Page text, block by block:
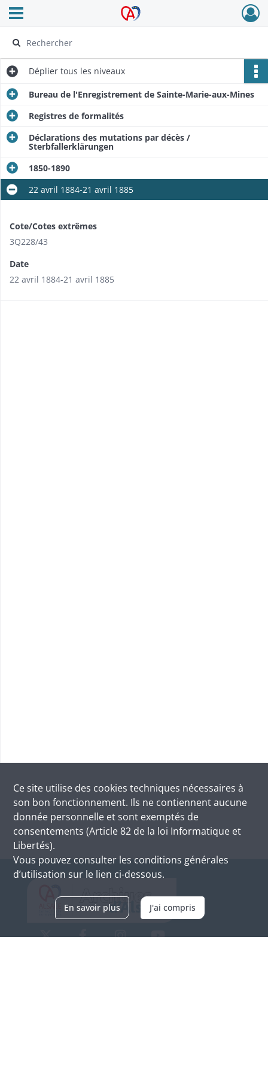
Archives Alsace - Colmar
Ouvrir le menu déroulant
Déplier tous les niveaux
Bureau de l'Enregistrement de Sainte-Marie-aux-Mines
Registres de formalités
Déclarations des mutations par décès /
Sterbfallerklärungen
1850-1890
22 avril 1884-21 avril 1885
Cote/Cotes extrêmes
3Q228/43
Date
22 avril 1884-21 avril 1885
Ce site utilise des cookies techniques nécessaires à
son bon fonctionnement. Ils ne contiennent aucune
donnée personnelle et sont exemptés de
consentements (Article 82 de la loi Informatique et
Libertés).
Vous pouvez consulter les conditions générales
d’utilisation sur le lien ci-dessous.
En savoir plus J'ai compris